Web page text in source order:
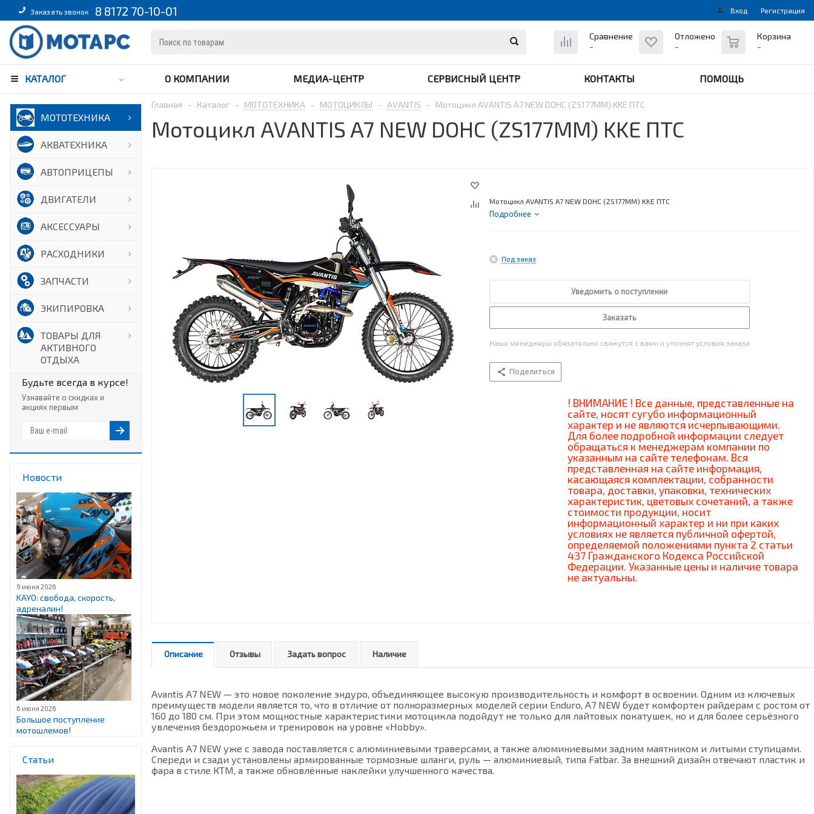
Заказать звонок 8 8172 70-10-01 Вход Регистрация
Сравнение
-
Отложено
-
Корзина
-
КАТАЛОГ О КОМПАНИИ МЕДИА-ЦЕНТР СЕРВИСНЫЙ ЦЕНТР КОНТАКТЫ ПОМОЩЬ
МОТОТЕХНИКА
АКВАТЕХНИКА
АВТОПРИЦЕПЫ
ДВИГАТЕЛИ
АКСЕССУАРЫ
РАСХОДНИКИ
ЗАПЧАСТИ
ЭКИПИРОВКА
ТОВАРЫ ДЛЯ
АКТИВНОГО
ОТДЫХА
Будьте всегда в курсе!
Узнавайте о скидках и
акциях первым
Новости
9 июня 2026
KAYO: свобода, скорость,
адреналин!
6 июня 2026
Большое поступление
мотошлемов!
Статьи
Главная - Каталог - МОТОТЕХНИКА - МОТОЦИКЛЫ - AVANTIS - Мотоцикл AVANTIS A7 NEW DOHC (ZS177MM) KKE ПТС
Мотоцикл AVANTIS A7 NEW DOHC (ZS177MM) KKE ПТС
Мотоцикл AVANTIS A7 NEW DOHC (ZS177MM) KKE ПТС
Подробнее
Под заказ
Уведомить о поступлении
Заказать
Наши менеджеры обязательно свяжутся с вами и уточнят условия заказа
Поделиться
! ВНИМАНИЕ ! Все данные, представленные на
сайте, носят сугубо информационный
характер и не являются исчерпывающими.
Для более подробной информации следует
обращаться к менеджерам компании по
указанным на сайте телефонам. Вся
представленная на сайте информация,
касающаяся комплектации, собранности
товара, доставки, упаковки, технических
характеристик, цветовых сочетаний, а также
стоимости продукции, носит
информационный характер и ни при каких
условиях не является публичной офертой,
определяемой положениями пункта 2 статьи
437 Гражданского Кодекса Российской
Федерации. Указанные цены и наличие товара
не актуальны.
Описание Отзывы Задать вопрос Наличие
Avantis А7 NEW — это новое поколение эндуро, объединяющее высокую производительность и комфорт в освоении. Одним из ключевых
преимуществ модели является то, что в отличие от полноразмерных моделей серии Enduro, А7 NEW будет комфортен райдерам с ростом от
160 до 180 см. При этом мощностные характеристики мотоцикла подойдут не только для лайтовых покатушек, но и для более серьёзного
увлечения бездорожьем и тренировок на уровне «Hobby».
Avantis A7 NEW уже с завода поставляется с алюминиевыми траверсами, а также алюминиевыми задним маятником и литыми ступицами.
Спереди и сзади установлены армированные тормозные шланги, руль — алюминиевый, типа Fatbar. За внешний дизайн отвечают пластик и
фара в стиле КТМ, а также обновлённые наклейки улучшенного качества.